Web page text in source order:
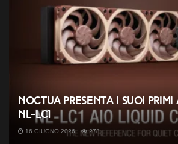
Noctua presenta i suoi primi
NL-LC1
16 GIUGNO 2026 278